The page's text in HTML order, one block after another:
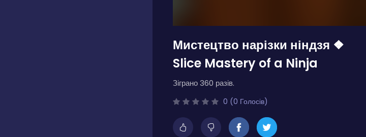
Мистецтво нарізки ніндзя ❖
Slice Mastery of a Ninja
Зіграно 360 разів.
0 (0 Голосів)